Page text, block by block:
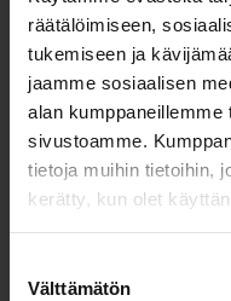
räätälöimiseen,
tukemiseen ja
jaamme sosiaalisen
alan
sivustoamme.
tietoja muihin tietoihin,
kerätty, kun olet
valinta
Välttämätön
"*" näyttää
Aihe